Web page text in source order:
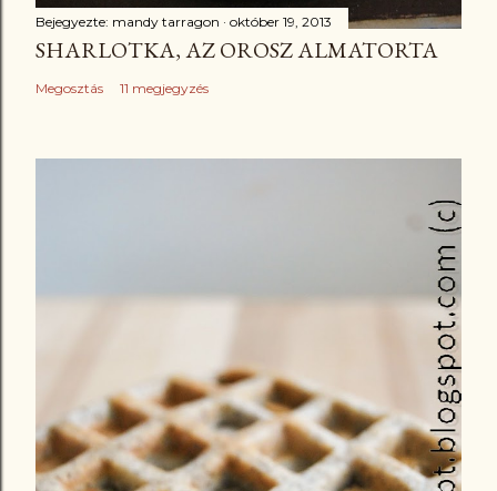
Bejegyezte: mandy tarragon október 19, 2013
SHARLOTKA, AZ OROSZ ALMATORTA
Megosztás 11 megjegyzés